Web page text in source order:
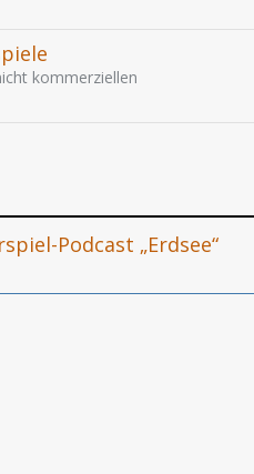
kommerziellen
Podcast „Erdsee“​